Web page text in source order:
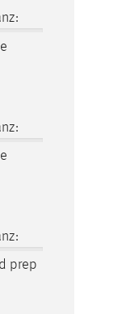
prep